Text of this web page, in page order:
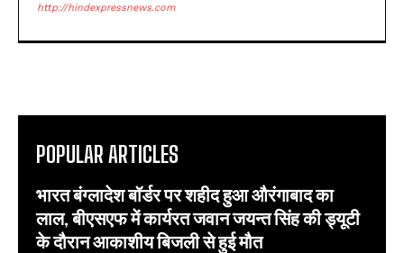
http://hindexpressnews.com
POPULAR ARTICLES
भारत बंग्लादेश बॉर्डर पर शहीद हुआ औरंगाबाद का
लाल, बीएसएफ में कार्यरत जवान जयन्त सिंह की ड्यूटी
के दौरान आकाशीय बिजली से हुई मौत